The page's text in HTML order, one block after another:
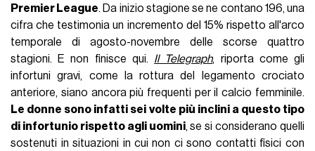
Premier League. Da inizio stagione se ne contano 196, una
cifra che testimonia un incremento del 15% rispetto all'arco
temporale di agosto-novembre delle scorse quattro
stagioni. E non finisce qui. Il Telegraph, riporta come gli
infortuni gravi, come la rottura del legamento crociato
anteriore, siano ancora più frequenti per il calcio femminile.
Le donne sono infatti sei volte più inclini a questo tipo
di infortunio rispetto agli uomini, se si considerano quelli
sostenuti in situazioni in cui non ci sono contatti fisici con